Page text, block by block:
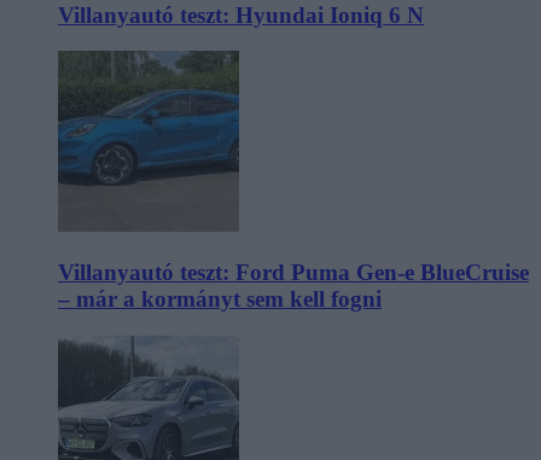
Villanyautó teszt: Hyundai Ioniq 6 N
Villanyautó teszt: Ford Puma Gen-e BlueCruise
– már a kormányt sem kell fogni